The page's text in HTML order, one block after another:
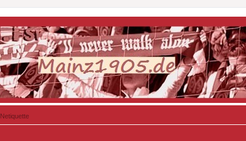
Netiquette